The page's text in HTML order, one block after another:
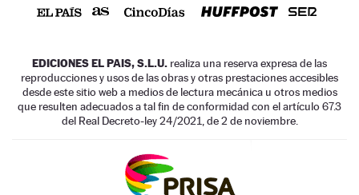
EDICIONES EL PAIS, S.L.U. realiza una reserva expresa de las
reproducciones y usos de las obras y otras prestaciones accesibles
desde este sitio web a medios de lectura mecánica u otros medios
que resulten adecuados a tal fin de conformidad con el artículo 67.3
del Real Decreto-ley 24/2021, de 2 de noviembre.